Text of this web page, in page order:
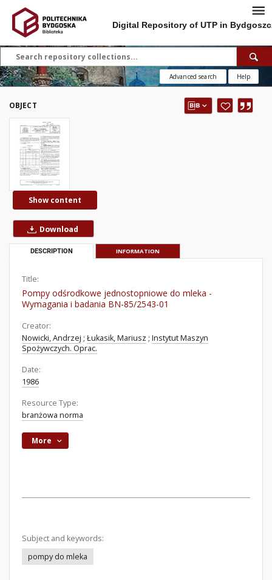
Digital Repository of UTP in
Advanced search Help
OBJECT
Show content
Download
DESCRIPTION INFORMATION
Title:
Pompy odśrodkowe jednostopniowe do mleka -
Wymagania i badania BN-85/2543-01
Creator:
Nowicki, Andrzej ; Łukasik, Mariusz ; Instytut Maszyn
Spożywczych. Oprac.
Date:
1986
Resource Type:
branżowa norma
More
Subject and keywords:
pompy do mleka